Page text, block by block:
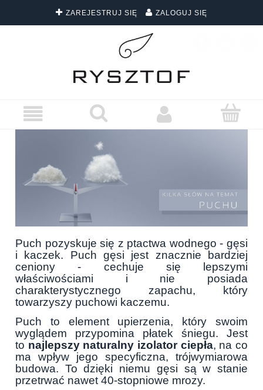
ZAREJESTRUJ SIĘ ZALOGUJ SIĘ
DARMOWA DOSTAWA WSZYSTKICH ZAMÓWIEŃ
Puch pozyskuje się z ptactwa wodnego - gęsi
i kaczek. Puch gęsi jest znacznie bardziej
ceniony - cechuje się lepszymi
właściwościami i nie posiada
charakterystycznego zapachu, który
towarzyszy puchowi kaczemu.
Puch to element upierzenia, który swoim
wyglądem przypomina płatek śniegu. Jest
to najlepszy naturalny izolator ciepła, na co
ma wpływ jego specyficzna, trójwymiarowa
budowa. To dzięki niemu gęsi są w stanie
przetrwać nawet 40-stopniowe mrozy.